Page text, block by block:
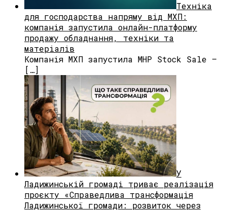
Техніка
для господарства напряму від МХП:
компанія запустила онлайн-платформу
продажу обладнання, техніки та
матеріалів
Компанія МХП запустила MHP Stock Sale —
[…]
У
Ладижинській громаді триває реалізація
проєкту «Справедлива трансформація
Ладижинської громади: розвиток через